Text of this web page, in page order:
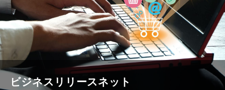
ビジネスリリースネット